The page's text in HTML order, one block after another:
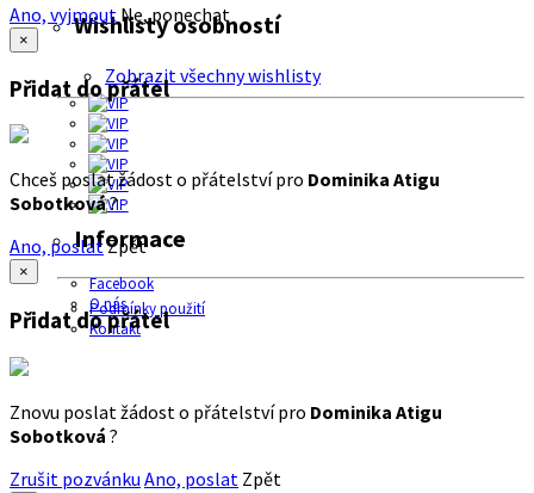
Wishlisty osobností
Zobrazit všechny wishlisty
Informace
Facebook
O nás
Podmínky použití
Kontakt
Ano, vyjmout Ne, ponechat
×
Přidat do přátel
Chceš poslat žádost o přátelství pro Dominika Atigu
Sobotková?
Ano, poslatZpět
×
Přidat do přátel
Znovu poslat žádost o přátelství pro Dominika Atigu
Sobotková ?
Zrušit pozvánku Ano, poslat Zpět